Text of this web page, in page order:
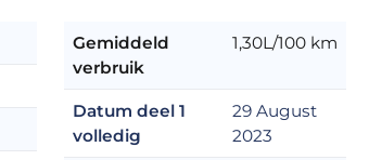
Gemiddeld
verbruik
1,30L/100 km
Datum deel 1
volledig
29 August
2023